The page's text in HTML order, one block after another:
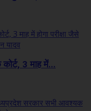
3 माह में...